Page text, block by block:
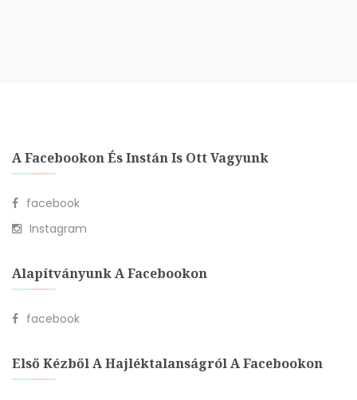
A Facebookon És Instán Is Ott Vagyunk
facebook
Instagram
Alapítványunk A Facebookon
facebook
Első Kézből A Hajléktalanságról A Facebookon